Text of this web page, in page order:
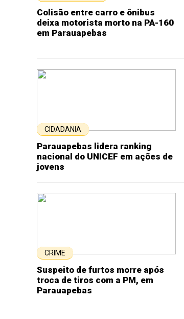
Colisão entre carro e ônibus
deixa motorista morto na PA-160
em Parauapebas
CIDADANIA
Parauapebas lidera ranking
nacional do UNICEF em ações de
jovens
CRIME
Suspeito de furtos morre após
troca de tiros com a PM, em
Parauapebas